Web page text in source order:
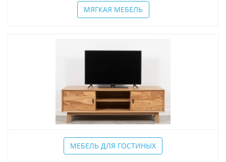
МЯГКАЯ МЕБЕЛЬ
МЕБЕЛЬ ДЛЯ ГОСТИНЫХ